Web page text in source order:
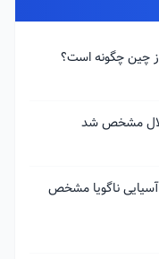
چین چگونه است؟
مشخص شد
آسیایی ناگویا مشخص